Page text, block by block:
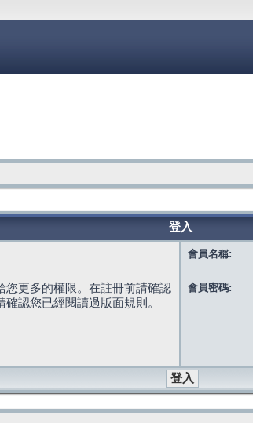
登入
您更多的權限。在註冊前請確認
認您已經閱讀過版面規則。
會員名稱:
會員密碼: